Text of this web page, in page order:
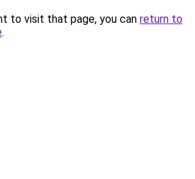
to visit that page, you can return to
.